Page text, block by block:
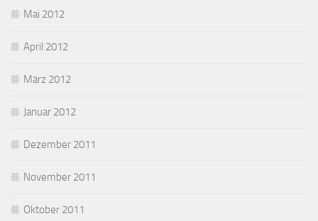
Mai 2012
April 2012
März 2012
Januar 2012
Dezember 2011
November 2011
Oktober 2011